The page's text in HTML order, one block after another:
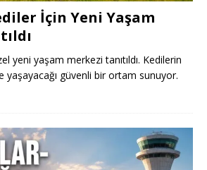
İçin Yeni Yaşam
yeni yaşam merkezi tanıtıldı. Kedilerin
yaşayacağı güvenli bir ortam sunuyor.